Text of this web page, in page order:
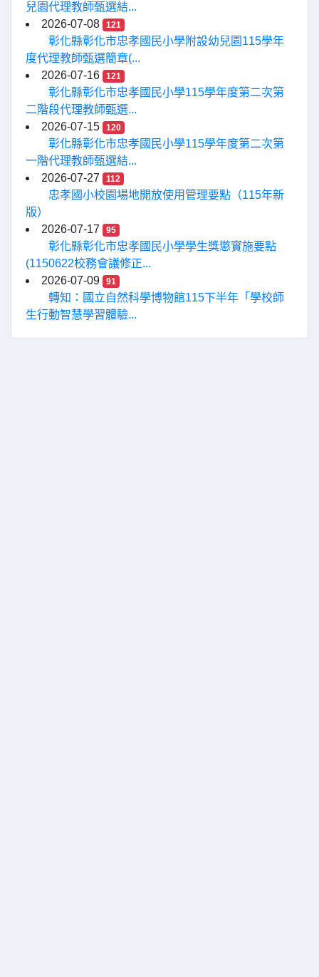
兒園代理教師甄選結...
2026-07-08
121
彰化縣彰化市忠孝國民小學附設幼兒園115學年
度代理教師甄選簡章(...
2026-07-16
121
彰化縣彰化市忠孝國民小學115學年度第二次第
二階段代理教師甄選...
2026-07-15
120
彰化縣彰化市忠孝國民小學115學年度第二次第
一階代理教師甄選結...
2026-07-27
112
忠孝國小校園場地開放使用管理要點（115年新
版）
2026-07-17
95
彰化縣彰化市忠孝國民小學學生獎懲實施要點
(1150622校務會議修正...
2026-07-09
91
轉知：國立自然科學博物館115下半年「學校師
生行動智慧學習體驗...